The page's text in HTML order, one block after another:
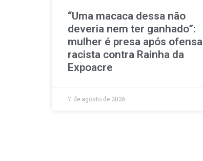
“Uma macaca dessa não
deveria nem ter ganhado”:
mulher é presa após ofensa
racista contra Rainha da
Expoacre
7 de agosto de 2026